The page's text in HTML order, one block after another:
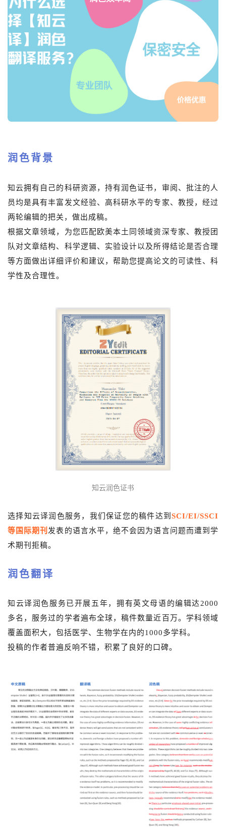
润色背景
知云拥有自己的科研资源，持有润色证书，审阅、批注的人
员均是具有丰富发文经验、高科研水平的专家、教授，经过
两轮编辑的把关，做出成稿。
根据文章领域，为您匹配欧美本土同领域资深专家、教授团
队对文章结构、科学逻辑、实验设计以及所得结论是否合理
等方面做出详细评价和建议，帮助您提高论文的可读性、科
学性及合理性。
知云润色证书
选择知云译润色服务，我们保证您的稿件达到 SCI/EI/SSCI
等国际期刊 发表的语言水平，绝不会因为语言问题而遭到学
术期刊拒稿。
润色翻译
知云译润色服务已开展五年，拥有英文母语的编辑达2000
多名，服务过的学者遍布全球，稿件数量近百万。 学科领域
覆盖面积大，包括医学、生物学在内的1000多学科。
投稿的作者普遍反响不错，积累了良好的口碑。